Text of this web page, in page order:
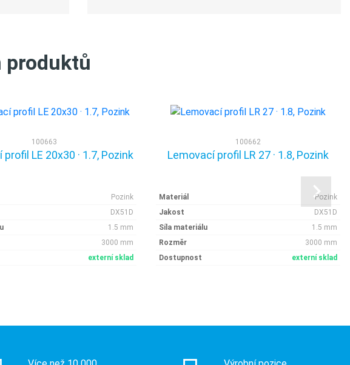
produktů
100663
LE 20x30 · 1.7, Pozink
Pozink
DX51D
1.5 mm
3000 mm
externí sklad
100662
Lemovací profil LR 27 · 1.8, Pozink
Materiál
Pozink
Jakost
DX51D
Síla materiálu
1.5 mm
Rozměr
3000 mm
Dostupnost
externí sklad